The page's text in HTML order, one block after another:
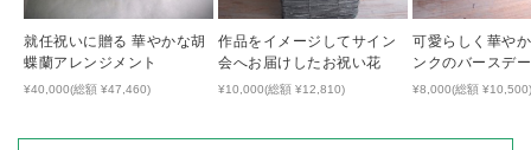
就任祝いに贈る 華やかな胡
蝶蘭アレンジメント
¥40,000(総額 ¥47,460)
作品をイメージしてサイン
会へお届けしたお祝い花
¥10,000(総額 ¥12,810)
可愛らしく華や
ンクのバースデ
¥8,000(総額